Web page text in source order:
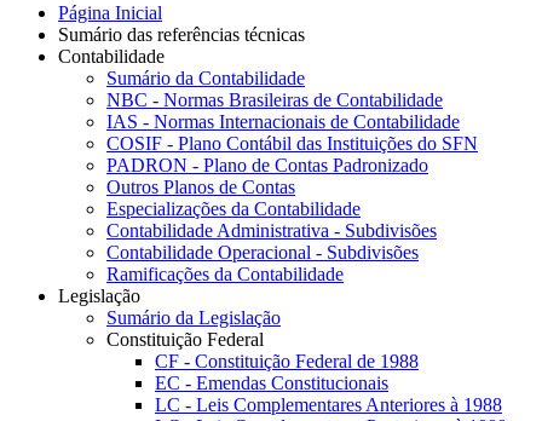
Página Inicial
Sumário das referências técnicas
Contabilidade
Sumário da Contabilidade
NBC - Normas Brasileiras de Contabilidade
IAS - Normas Internacionais de Contabilidade
COSIF - Plano Contábil das Instituições do SFN
PADRON - Plano de Contas Padronizado
Outros Planos de Contas
Especializações da Contabilidade
Contabilidade Administrativa - Subdivisões
Contabilidade Operacional - Subdivisões
Ramificações da Contabilidade
Legislação
Sumário da Legislação
Constituição Federal
CF - Constituição Federal de 1988
EC - Emendas Constitucionais
LC - Leis Complementares Anteriores à 1988